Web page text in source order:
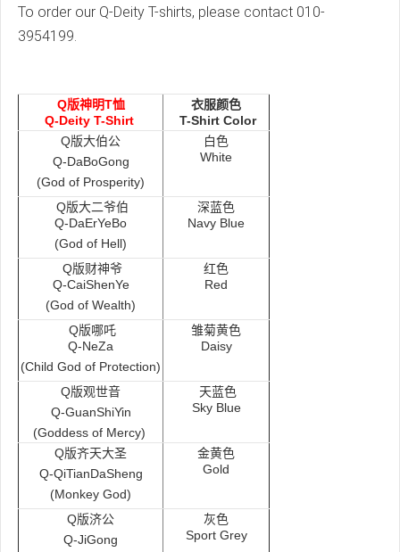
To order our Q-Deity T-shirts, please contact 010-
3954199.
Q版神明T恤
Q-Deity T-Shirt
衣服颜色
T-Shirt Color
Q版大伯公
Q-DaBoGong
(God of Prosperity)
白色
White
Q版大二爷伯
Q-DaErYeBo
(God of Hell)
深蓝色
Navy Blue
Q版财神爷
Q-CaiShenYe
(God of Wealth)
红色
Red
Q版哪吒
Q-NeZa
(Child God of Protection)
雏菊黄色
Daisy
Q版观世音
Q-GuanShiYin
(Goddess of Mercy)
天蓝色
Sky Blue
Q版齐天大圣
Q-QiTianDaSheng
(Monkey God)
金黄色
Gold
Q版济公
Q-JiGong
灰色
Sport Grey